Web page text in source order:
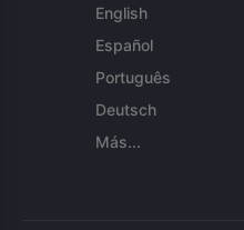
English
Español
Português
Deutsch
Más...